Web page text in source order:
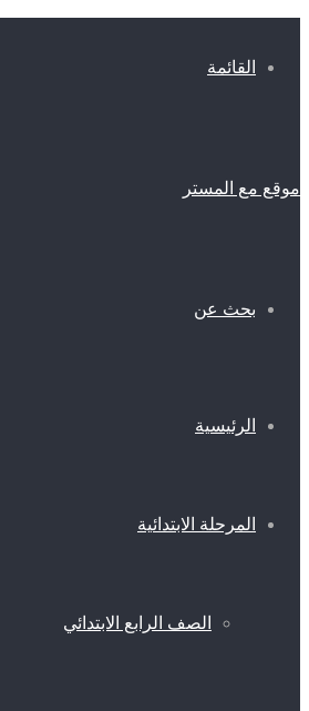
القائمة
موقع مع المستر
بحث عن
الرئيسية
المرحلة الابتدائية
الصف الرابع الابتدائي